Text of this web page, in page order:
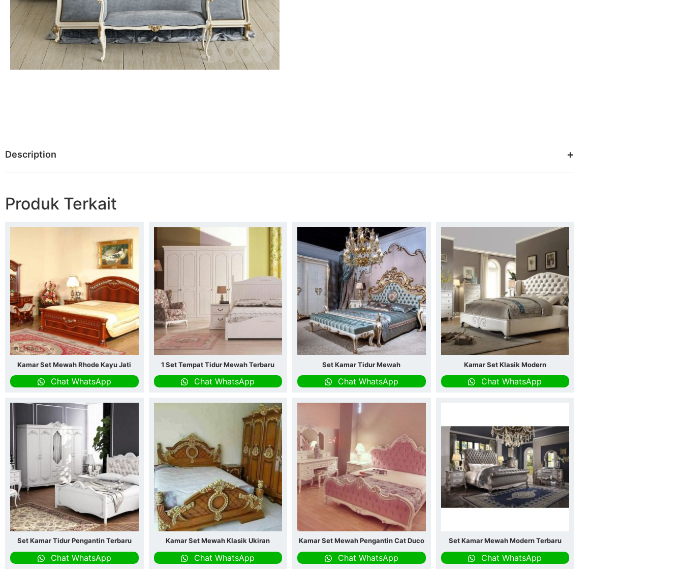
Description
Produk Terkait
Kamar Set Mewah Rhode Kayu Jati
Chat WhatsApp
1 Set Tempat Tidur Mewah Terbaru
Chat WhatsApp
Set Kamar Tidur Mewah
Chat WhatsApp
Kamar Set Klasik Modern
Chat WhatsApp
Set Kamar Tidur Pengantin Terbaru
Chat WhatsApp
Kamar Set Mewah Klasik Ukiran
Chat WhatsApp
Kamar Set Mewah Pengantin Cat Duco
Chat WhatsApp
Set Kamar Mewah Modern Terbaru
Chat WhatsApp